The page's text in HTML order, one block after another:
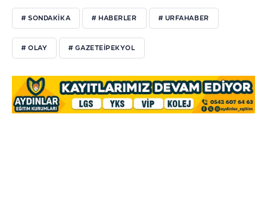
# SONDAKİKA # HABERLER # URFAHABER
# OLAY # GAZETEİPEKYOL